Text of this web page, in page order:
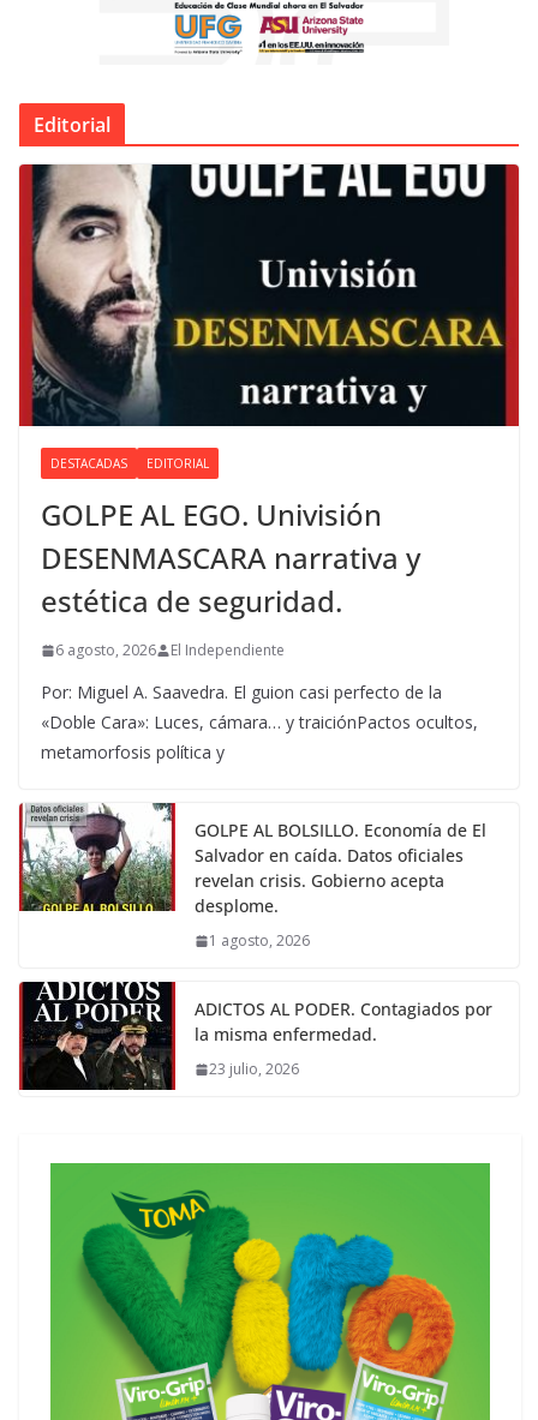
Editorial
DESTACADAS EDITORIAL
GOLPE AL EGO. Univisión
DESENMASCARA narrativa y
estética de seguridad.
6 agosto, 2026 El Independiente
Por: Miguel A. Saavedra. El guion casi perfecto de la
«Doble Cara»: Luces, cámara… y traiciónPactos ocultos,
metamorfosis política y
GOLPE AL BOLSILLO. Economía de El
Salvador en caída. Datos oficiales
revelan crisis. Gobierno acepta
desplome.
1 agosto, 2026
ADICTOS AL PODER. Contagiados por
la misma enfermedad.
23 julio, 2026